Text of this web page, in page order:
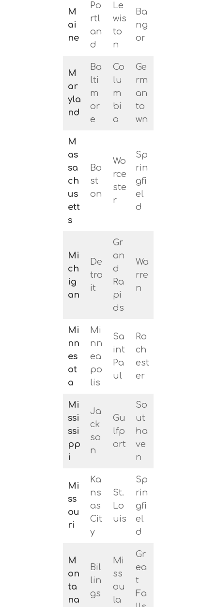
M
ai
ne
Po
rtl
an
d
Le
wis
to
n
Ba
ng
or
M
ar
yla
nd
Ba
lti
m
or
e
Co
lu
m
bi
a
Ge
rm
an
to
wn
M
as
sa
ch
us
ett
s
Bo
st
on
Wo
rce
ste
r
Sp
rin
gfi
el
d
Mi
ch
ig
an
De
tro
it
Gr
an
d
Ra
pi
ds
Wa
rre
n
Mi
nn
es
ot
a
Mi
nn
ea
po
lis
Sa
int
Pa
ul
Ro
ch
est
er
Mi
ssi
ssi
pp
i
Ja
ck
so
n
Gu
lfp
ort
So
ut
ha
ve
n
Mi
ss
ou
ri
Ka
ns
as
Cit
y
St.
Lo
uis
Sp
rin
gfi
el
d
M
on
ta
na
Bil
lin
gs
Mi
ss
ou
la
Gr
ea
t
Fa